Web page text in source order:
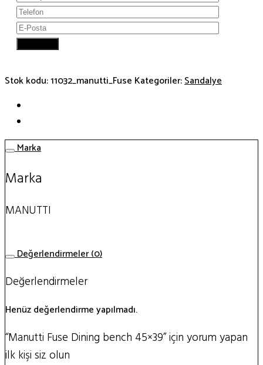
Stok kodu:11032_manutti_Fuse Kategoriler:Sandalye
Marka
Marka
MANUTTI
Değerlendirmeler (0)
Değerlendirmeler
Henüz değerlendirme yapılmadı.
“Manutti Fuse Dining bench 45×39” için yorum yapan
ilk kişi siz olun